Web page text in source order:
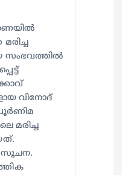
സംഭവത്തിൽ
വിനോദ്
മരിച്ച
സൂചന.